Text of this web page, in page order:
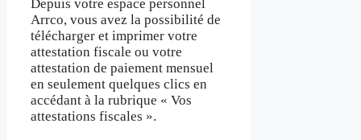
Depuis votre espace personnel
Arrco, vous avez la possibilité de
télécharger et imprimer votre
attestation fiscale ou votre
attestation de paiement mensuel
en seulement quelques clics en
accédant à la rubrique « Vos
attestations fiscales ».